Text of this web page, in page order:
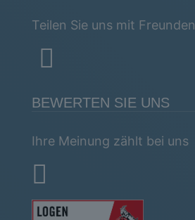
Teilen Sie uns mit Freunden
BEWERTEN SIE UNS
Ihre Meinung zählt bei uns